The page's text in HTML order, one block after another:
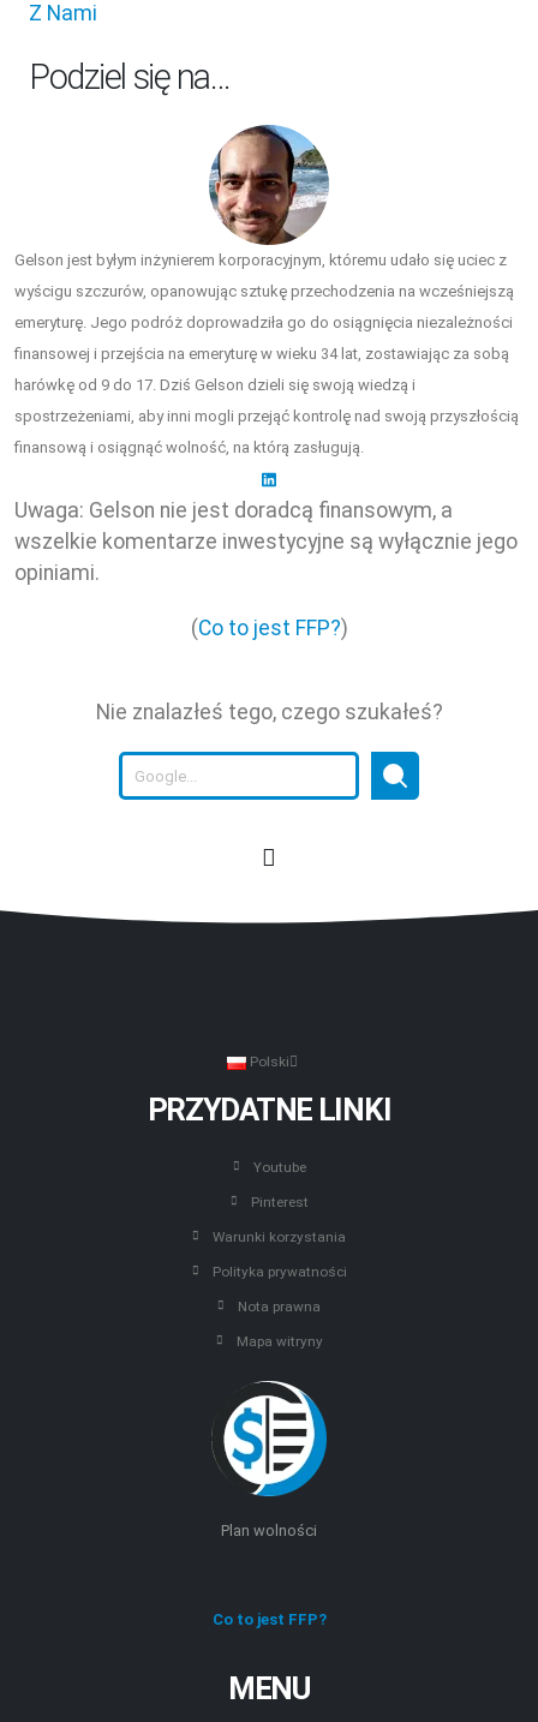
Z Nami
Podziel się na…
Gelson jest byłym inżynierem korporacyjnym, któremu udało się uciec z
wyścigu szczurów, opanowując sztukę przechodzenia na wcześniejszą
emeryturę. Jego podróż doprowadziła go do osiągnięcia niezależności
finansowej i przejścia na emeryturę w wieku 34 lat, zostawiając za sobą
harówkę od 9 do 17. Dziś Gelson dzieli się swoją wiedzą i
spostrzeżeniami, aby inni mogli przejąć kontrolę nad swoją przyszłością
finansową i osiągnąć wolność, na którą zasługują.
Uwaga: Gelson nie jest doradcą finansowym, a
wszelkie komentarze inwestycyjne są wyłącznie jego
opiniami.
(Co to jest FFP?)
Nie znalazłeś tego, czego szukałeś?
Polski
PRZYDATNE LINKI
Youtube
Pinterest
Warunki korzystania
Polityka prywatności
Nota prawna
Mapa witryny
Plan wolności
Co to jest FFP?
MENU